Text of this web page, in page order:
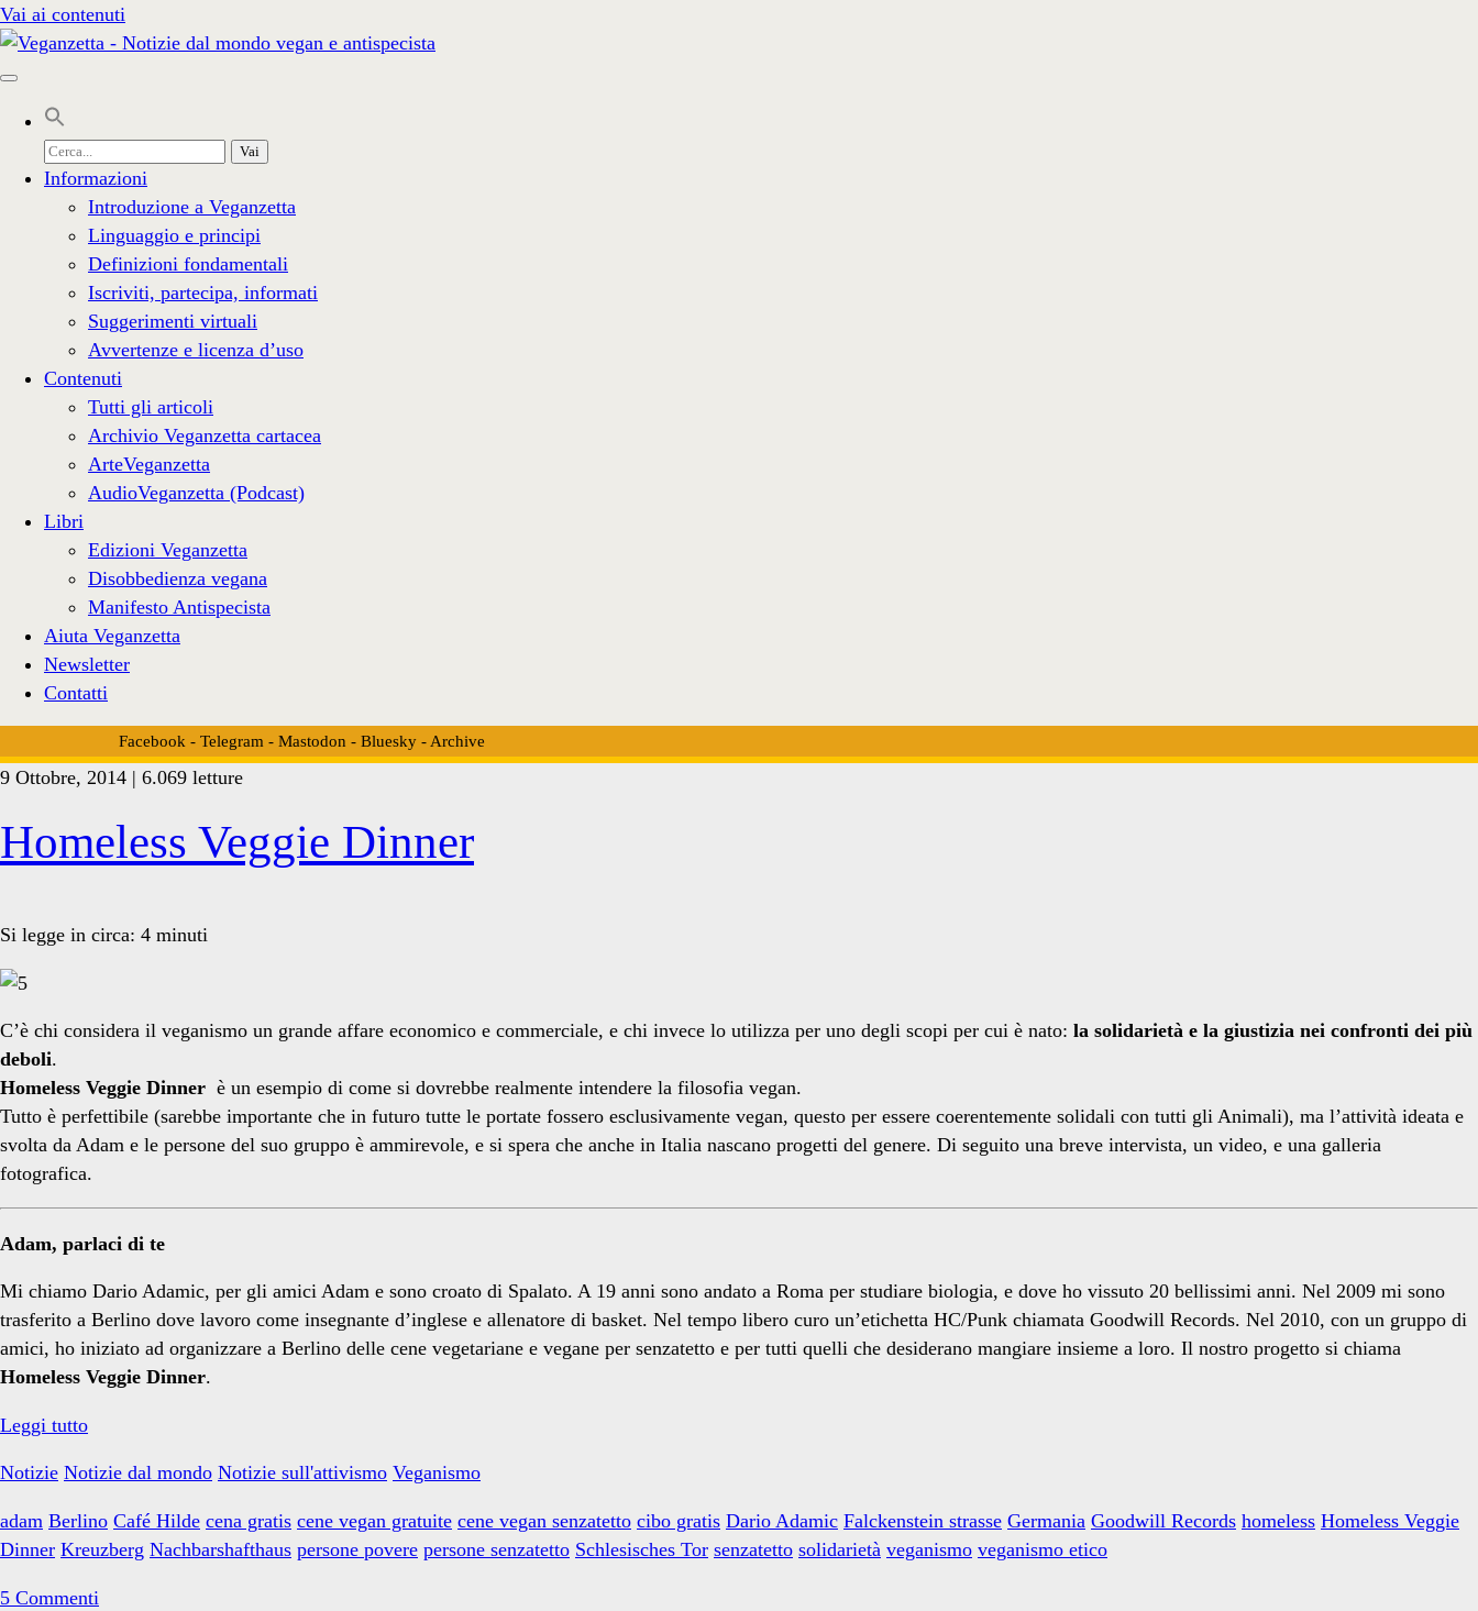
Vai ai contenuti
Cerca
per:
Informazioni
Introduzione a Veganzetta
Linguaggio e principi
Definizioni fondamentali
Iscriviti, partecipa, informati
Suggerimenti virtuali
Avvertenze e licenza d’uso
Contenuti
Tutti gli articoli
Archivio Veganzetta cartacea
ArteVeganzetta
AudioVeganzetta (Podcast)
Libri
Edizioni Veganzetta
Disobbedienza vegana
Manifesto Antispecista
Aiuta Veganzetta
Newsletter
Contatti
Facebook - Telegram - Mastodon - Bluesky- Archive
strasse</span>
9 Ottobre, 2014 | 6.069 letture
Homeless Veggie Dinner
Si legge in circa: 4 minuti
C’è chi considera il veganismo un grande affare economico e commerciale, e chi invece lo utilizza per uno degli scopi per cui è nato: la solidarietà e la giustizia nei confronti dei più
deboli.
Homeless Veggie Dinner è un esempio di come si dovrebbe realmente intendere la filosofia vegan.
Tutto è perfettibile (sarebbe importante che in futuro tutte le portate fossero esclusivamente vegan, questo per essere coerentemente solidali con tutti gli Animali), ma l’attività ideata e
svolta da Adam e le persone del suo gruppo è ammirevole, e si spera che anche in Italia nascano progetti del genere. Di seguito una breve intervista, un video, e una galleria
fotografica.
Adam, parlaci di te
Mi chiamo Dario Adamic, per gli amici Adam e sono croato di Spalato. A 19 anni sono andato a Roma per studiare biologia, e dove ho vissuto 20 bellissimi anni. Nel 2009 mi sono
trasferito a Berlino dove lavoro come insegnante d’inglese e allenatore di basket. Nel tempo libero curo un’etichetta HC/Punk chiamata Goodwill Records. Nel 2010, con un gruppo di
amici, ho iniziato ad organizzare a Berlino delle cene vegetariane e vegane per senzatetto e per tutti quelli che desiderano mangiare insieme a loro. Il nostro progetto si chiama
Homeless Veggie Dinner.
Leggi tuttoHomeless
Dinner
Notizie Notizie dal mondo Notizie sull'attivismo Veganismo
adam Berlino Café Hilde cena gratis cene vegan gratuite cene vegan senzatetto cibo gratis Dario Adamic Falckenstein strasse Germania Goodwill Records homeless Homeless Veggie
Dinner Kreuzberg Nachbarshafthaus persone povere persone senzatetto Schlesisches Tor senzatetto solidarietà veganismo veganismo etico
5 Commenti